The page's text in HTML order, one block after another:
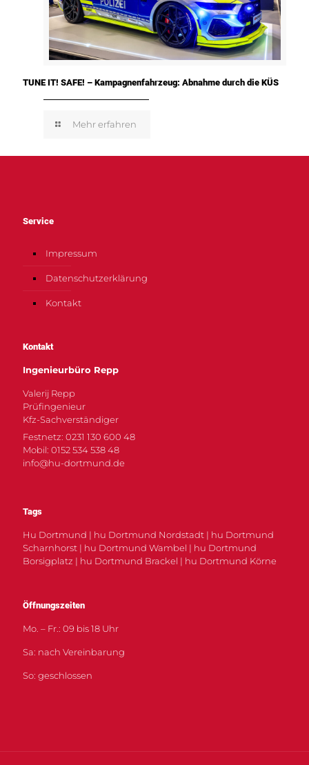
TUNE IT! SAFE! – Kampagnenfahrzeug: Abnahme durch die KÜS
Mehr erfahren
Service
Impressum
Datenschutzerklärung
Kontakt
Kontakt
Ingenieurbüro Repp
Valerij Repp
Prüfingenieur
Kfz-Sachverständiger
Festnetz: 0231 130 600 48
Mobil: 0152 534 538 48
info@hu-dortmund.de
Tags
Hu Dortmund | hu Dortmund Nordstadt | hu Dortmund
Scharnhorst | hu Dortmund Wambel | hu Dortmund
Borsigplatz | hu Dortmund Brackel | hu Dortmund Körne
Öffnungszeiten
Mo. – Fr.: 09 bis 18 Uhr
Sa: nach Vereinbarung
So: geschlossen